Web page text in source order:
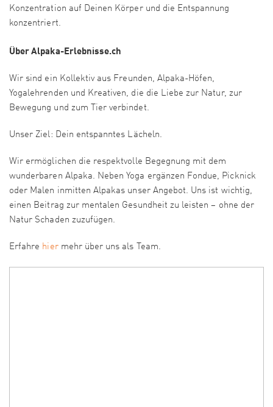
Konzentration auf Deinen Körper und die Entspannung
konzentriert.
Über Alpaka-Erlebnisse.ch
Wir sind ein Kollektiv aus Freunden, Alpaka-Höfen,
Yogalehrenden und Kreativen, die die Liebe zur Natur, zur
Bewegung und zum Tier verbindet.
Unser Ziel: Dein entspanntes Lächeln.
Wir ermöglichen die respektvolle Begegnung mit dem
wunderbaren Alpaka. Neben Yoga ergänzen Fondue, Picknick
oder Malen inmitten Alpakas unser Angebot. Uns ist wichtig,
einen Beitrag zur mentalen Gesundheit zu leisten – ohne der
Natur Schaden zuzufügen.
Erfahre hier mehr über uns als Team.